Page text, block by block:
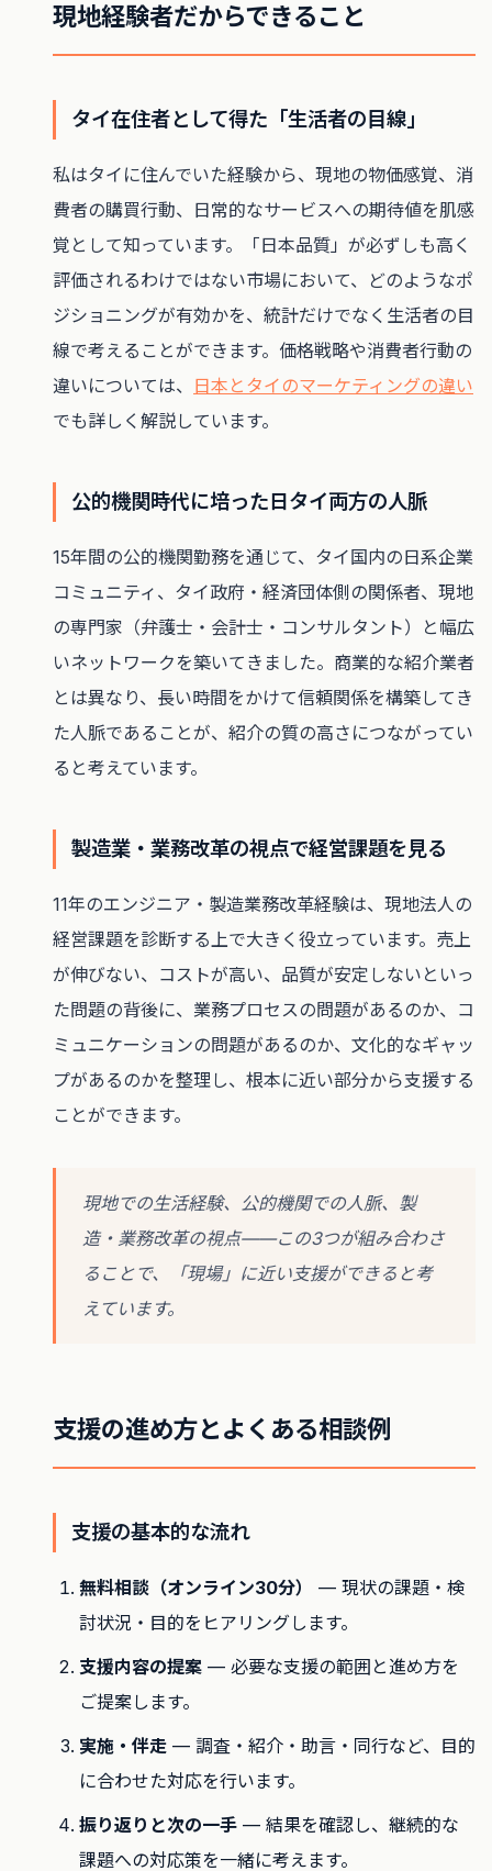
現地経験者だからできること
タイ在住者として得た「生活者の目線」
私はタイに住んでいた経験から、現地の物価感覚、消
費者の購買行動、日常的なサービスへの期待値を肌感
覚として知っています。「日本品質」が必ずしも高く
評価されるわけではない市場において、どのようなポ
ジショニングが有効かを、統計だけでなく生活者の目
線で考えることができます。価格戦略や消費者行動の
違いについては、 日本とタイのマーケティングの違い
でも詳しく解説しています。
公的機関時代に培った日タイ両方の人脈
15年間の公的機関勤務を通じて、タイ国内の日系企業
コミュニティ、タイ政府・経済団体側の関係者、現地
の専門家（弁護士・会計士・コンサルタント）と幅広
いネットワークを築いてきました。商業的な紹介業者
とは異なり、長い時間をかけて信頼関係を構築してき
た人脈であることが、紹介の質の高さにつながってい
ると考えています。
製造業・業務改革の視点で経営課題を見る
11年のエンジニア・製造業務改革経験は、現地法人の
経営課題を診断する上で大きく役立っています。売上
が伸びない、コストが高い、品質が安定しないといっ
た問題の背後に、業務プロセスの問題があるのか、コ
ミュニケーションの問題があるのか、文化的なギャッ
プがあるのかを整理し、根本に近い部分から支援する
ことができます。
現地での生活経験、公的機関での人脈、製
造・業務改革の視点——この3つが組み合わさ
ることで、「現場」に近い支援ができると考
えています。
支援の進め方とよくある相談例
支援の基本的な流れ
無料相談（オンライン30分）
— 現状の課題・検
討状況・目的をヒアリングします。
支援内容の提案 — 必要な支援の範囲と進め方を
ご提案します。
実施・伴走 — 調査・紹介・助言・同行など、目的
に合わせた対応を行います。
振り返りと次の一手 — 結果を確認し、継続的な
課題への対応策を一緒に考えます。